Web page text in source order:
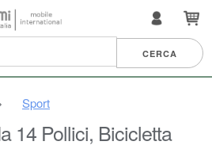
Sport
14 Pollici, Bicicletta